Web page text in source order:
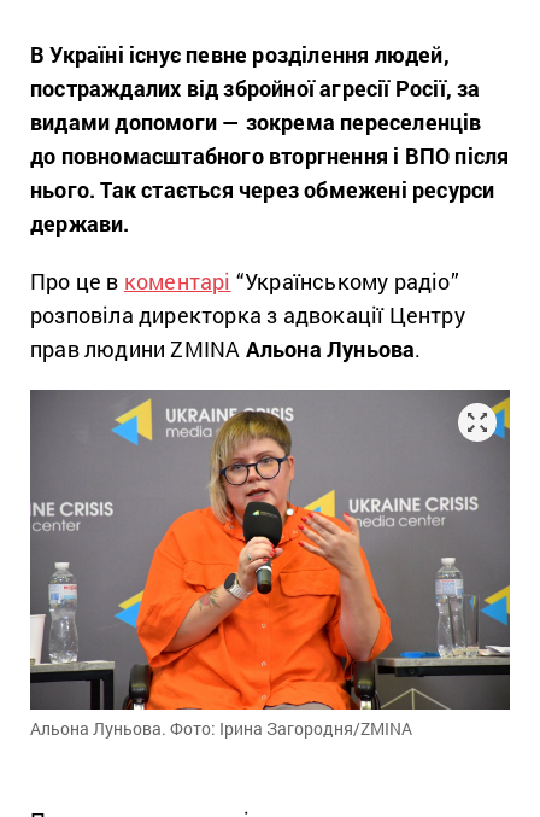
В Україні існує певне розділення людей,
постраждалих від збройної агресії Росії, за
видами допомоги — зокрема переселенців
до повномасштабного вторгнення і ВПО після
нього. Так стається через обмежені ресурси
держави.
Про це в коментарі “Українському радіо”
розповіла директорка з адвокації Центру
прав людини ZMINA Альона Луньова.
Альона Луньова. Фото: Ірина Загородня/ZMINA